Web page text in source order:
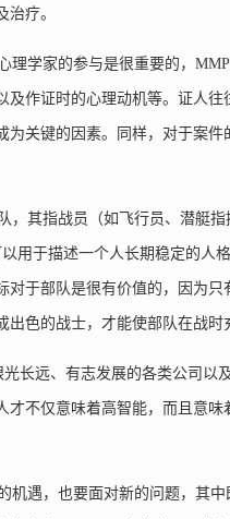
疗。
学家的参与是很重要的，
作证时的心理动机等。证人
关键的因素。同样，对于案
其指战员（如飞行员、潜艇
用于描述一个人长期稳定的人
于部队是很有价值的，因为只
色的战士，才能使部队在战时
长远、有志发展的各类公司以
不仅意味着高智能，而且意
遇，也要面对新的问题，其